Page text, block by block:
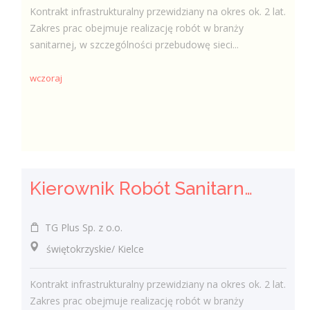
Kontrakt infrastrukturalny przewidziany na okres ok. 2 lat.
Zakres prac obejmuje realizację robót w branży
sanitarnej, w szczególności przebudowę sieci...
wczoraj
Kierownik Robót Sanitarnych
TG Plus Sp. z o.o.
świętokrzyskie/ Kielce
Kontrakt infrastrukturalny przewidziany na okres ok. 2 lat.
Zakres prac obejmuje realizację robót w branży